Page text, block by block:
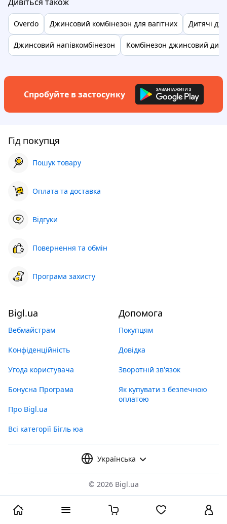
Overdo Джинсовий комбінезон для вагітних Дитячі
Джинсовий напівкомбінезон Комбінезон джинсовий
Спробуйте в застосунку
Гід покупця
Пошук товару
Оплата та доставка
Відгуки
Повернення та обмін
Програма захисту
Bigl.ua
Вебмайстрам
Конфіденційність
Угода користувача
Бонусна Програма
Про Bigl.ua
Всі категорії Бігль юа
Допомога
Покупцям
Довідка
Зворотній зв'язок
Як купувати з безпечною
оплатою
Українська
© 2026 Bigl.ua